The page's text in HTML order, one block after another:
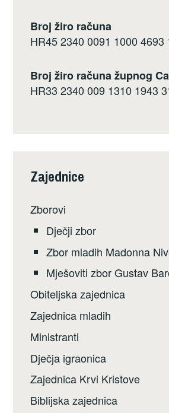
Broj žiro računa
HR45 2340 0091 1000 4693
Broj žiro računa župnog
HR33 2340 009 1310 1943
Zajednice
Zborovi
Dječji zbor
Zbor mladih Madonna
Mješoviti zbor Gustav
Obiteljska zajednica
Zajednica mladih
Ministranti
Dječja igraonica
Zajednica Krvi Kristove
Biblijska zajednica